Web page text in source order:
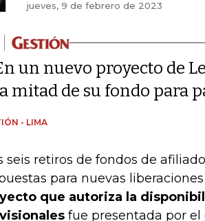
jueves, 9 de febrero de 2023
un nuevo proyecto de
mitad de su fondo para
- LIMA
seis retiros de fondos de
para nuevas liberaciones
que autoriza la
fue presentada por